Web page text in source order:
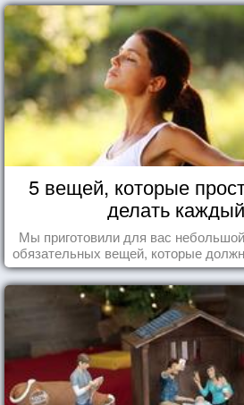
5 вещей, которые
делать
Мы приготовили для вас
обязательных вещей, которые
дня.